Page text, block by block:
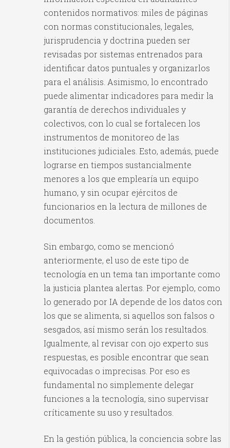
contenidos normativos: miles de páginas
con normas constitucionales, legales,
jurisprudencia y doctrina pueden ser
revisadas por sistemas entrenados para
identificar datos puntuales y organizarlos
para el análisis. Asimismo, lo encontrado
puede alimentar indicadores para medir la
garantía de derechos individuales y
colectivos, con lo cual se fortalecen los
instrumentos de monitoreo de las
instituciones judiciales. Esto, además, puede
lograrse en tiempos sustancialmente
menores a los que emplearía un equipo
humano, y sin ocupar ejércitos de
funcionarios en la lectura de millones de
documentos.
Sin embargo, como se mencionó
anteriormente, el uso de este tipo de
tecnología en un tema tan importante como
la justicia plantea alertas. Por ejemplo, como
lo generado por IA depende de los datos con
los que se alimenta, si aquellos son falsos o
sesgados, así mismo serán los resultados.
Igualmente, al revisar con ojo experto sus
respuestas, es posible encontrar que sean
equivocadas o imprecisas. Por eso es
fundamental no simplemente delegar
funciones a la tecnología, sino supervisar
críticamente su uso y resultados.
En la gestión pública, la conciencia sobre las